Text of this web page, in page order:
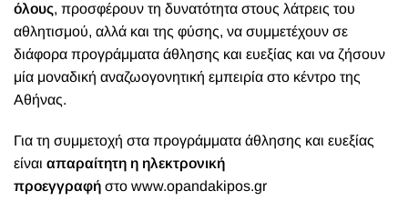
όλους, προσφέρουν τη δυνατότητα στους λάτρεις του
αθλητισμού, αλλά και της φύσης, να συμμετέχουν σε
διάφορα προγράμματα άθλησης και ευεξίας και να ζήσουν
μία μοναδική αναζωογονητική εμπειρία στο κέντρο της
Αθήνας.
Για τη συμμετοχή στα προγράμματα άθλησης και ευεξίας
είναι απαραίτητη η ηλεκτρονική
προεγγραφή στο www.opandakipos.gr